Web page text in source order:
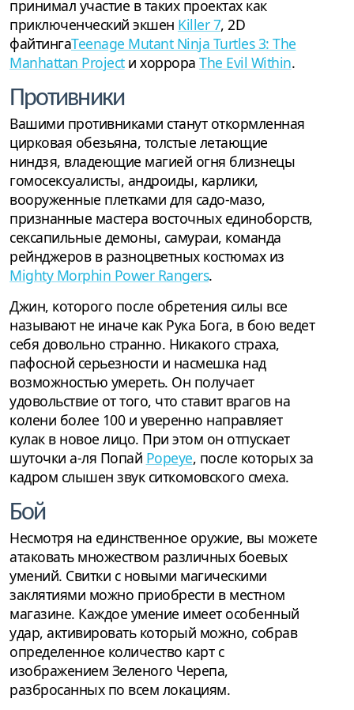
принимал участие в таких проектах как
приключенческий экшен Killer 7, 2D
файтингаTeenage Mutant Ninja Turtles 3: The
Manhattan Projectи хоррора The Evil Within.
Противники
Вашими противниками станут откормленная
цирковая обезьяна, толстые летающие
ниндзя, владеющие магией огня близнецы
гомосексуалисты, андроиды, карлики,
вооруженные плетками для садо-мазо,
признанные мастера восточных единоборств,
сексапильные демоны, самураи, команда
рейнджеров в разноцветных костюмах из
Mighty Morphin Power Rangers.
Джин, которого после обретения силы все
называют не иначе как Рука Бога, в бою ведет
себя довольно странно. Никакого страха,
пафосной серьезности и насмешка над
возможностью умереть. Он получает
удовольствие от того, что ставит врагов на
колени более 100 и уверенно направляет
кулак в новое лицо. При этом он отпускает
шуточки а-ля Попай Popeye, после которых за
кадром слышен звук ситкомовского смеха.
Бой
Несмотря на единственное оружие, вы можете
атаковать множеством различных боевых
умений. Свитки с новыми магическими
заклятиями можно приобрести в местном
магазине. Каждое умение имеет особенный
удар, активировать который можно, собрав
определенное количество карт с
изображением Зеленого Черепа,
разбросанных по всем локациям.